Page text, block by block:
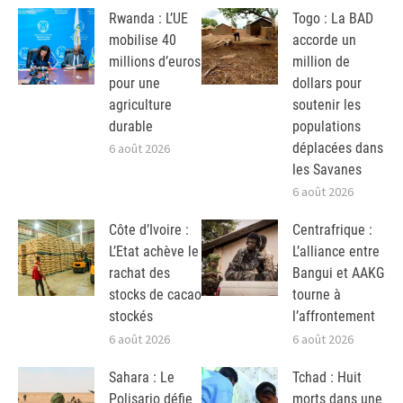
Rwanda : L’UE
mobilise 40
millions d’euros
pour une
agriculture
durable
6 août 2026
Togo : La BAD
accorde un
million de
dollars pour
soutenir les
populations
déplacées dans
les Savanes
6 août 2026
Côte d’Ivoire :
L’Etat achève le
rachat des
stocks de cacao
stockés
6 août 2026
Centrafrique :
L’alliance entre
Bangui et AAKG
tourne à
l’affrontement
6 août 2026
Sahara : Le
Polisario défie
Tchad : Huit
morts dans une